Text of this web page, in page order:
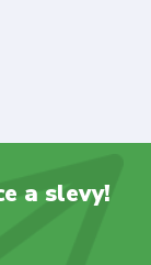
a slevy!